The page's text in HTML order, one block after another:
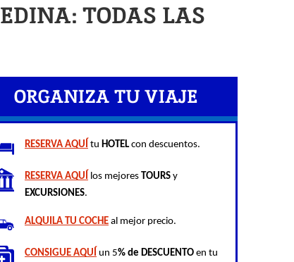
TODAS LAS
ORGANIZA TU VIAJE
RESERVA AQUÍ tu HOTEL con descuentos.
RESERVA AQUÍ los mejores TOURS
EXCURSIONES.
ALQUILA TU COCHE al mejor precio.
CONSIGUE AQUÍ un 5% de DESCUENTO